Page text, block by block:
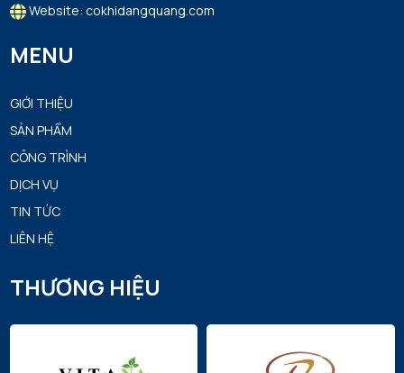
Website: cokhidangquang.com
MENU
GIỚI THIỆU
SẢN PHẨM
CÔNG TRÌNH
DỊCH VỤ
TIN TỨC
LIÊN HỆ
THƯƠNG HIỆU